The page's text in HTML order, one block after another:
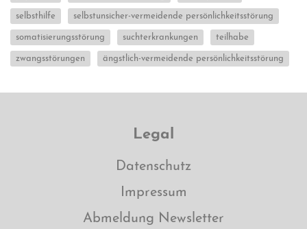
selbsthilfe selbstunsicher-vermeidende persönlichkeitsstörung
somatisierungsstörung suchterkrankungen teilhabe
zwangsstörungen ängstlich-vermeidende persönlichkeitsstörung
Legal
Datenschutz
Impressum
Abmeldung Newsletter